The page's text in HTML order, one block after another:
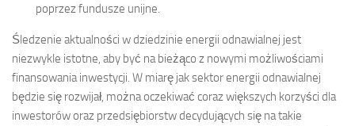
poprzez fundusze unijne.
Śledzenie aktualności w dziedzinie energii odnawialnej jest
niezwykle istotne, aby być na bieżąco z nowymi możliwościami
finansowania inwestycji. W miarę jak sektor energii odnawialnej
będzie się rozwijał, można oczekiwać coraz większych korzyści dla
inwestorów oraz przedsiębiorstw decydujących się na takie